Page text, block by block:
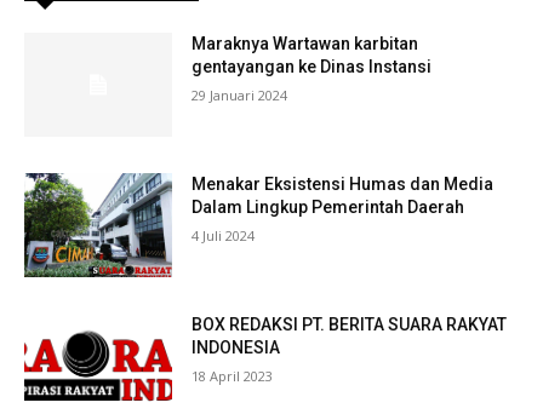
Maraknya Wartawan karbitan
gentayangan ke Dinas Instansi
29 Januari 2024
Menakar Eksistensi Humas dan Media
Dalam Lingkup Pemerintah Daerah
4 Juli 2024
BOX REDAKSI PT. BERITA SUARA RAKYAT
INDONESIA
18 April 2023